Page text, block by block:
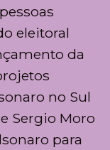
eleitoral
da
no Sul
Sergio Moro
para